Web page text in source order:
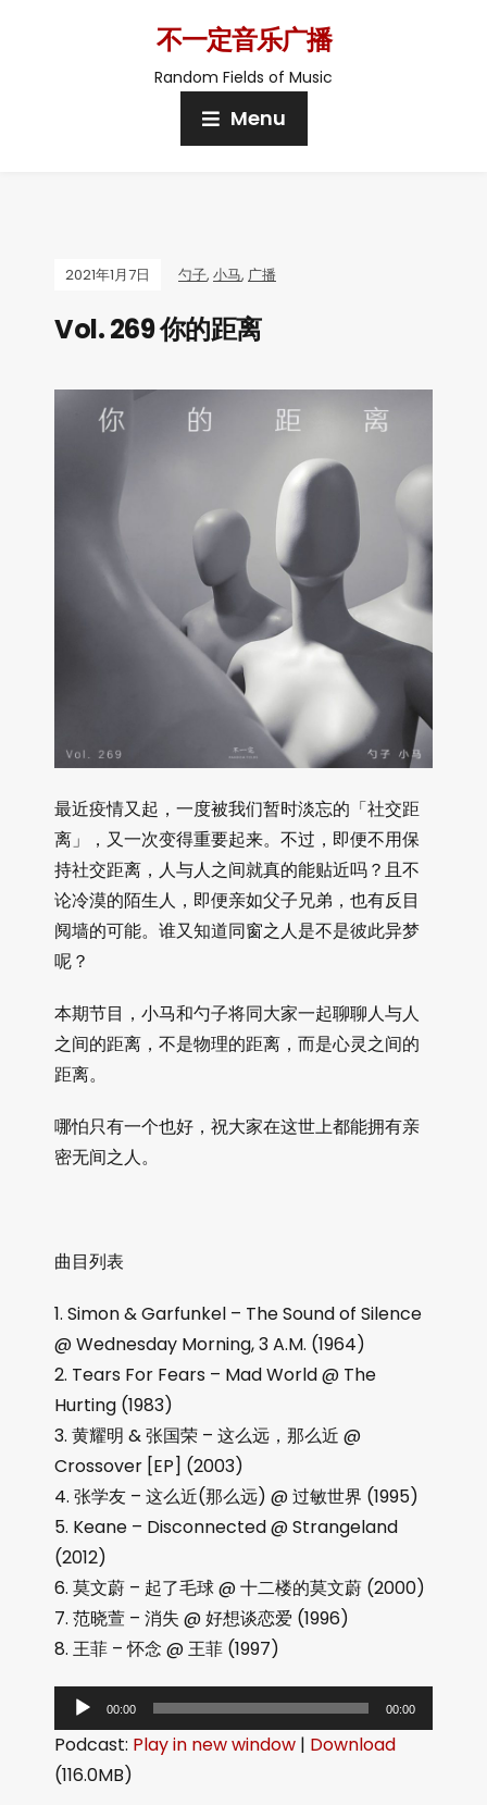
不一定音乐广播
Random Fields of Music
Menu
2021年1月7日 勺子, 小马, 广播
Vol. 269 你的距离
最近疫情又起，一度被我们暂时淡忘的「社交距
离」，又一次变得重要起来。不过，即便不用保
持社交距离，人与人之间就真的能贴近吗？且不
论冷漠的陌生人，即便亲如父子兄弟，也有反目
阋墙的可能。谁又知道同窗之人是不是彼此异梦
呢？
本期节目，小马和勺子将同大家一起聊聊人与人
之间的距离，不是物理的距离，而是心灵之间的
距离。
哪怕只有一个也好，祝大家在这世上都能拥有亲
密无间之人。
曲目列表
1. Simon & Garfunkel – The Sound of Silence
@ Wednesday Morning, 3 A.M. (1964)
2. Tears For Fears – Mad World @ The
Hurting (1983)
3. 黄耀明 & 张国荣 – 这么远，那么近 @
Crossover [EP] (2003)
4. 张学友 – 这么近(那么远) @ 过敏世界 (1995)
5. Keane – Disconnected @ Strangeland
(2012)
6. 莫文蔚 – 起了毛球 @ 十二楼的莫文蔚 (2000)
7. 范晓萱 – 消失 @ 好想谈恋爱 (1996)
8. 王菲 – 怀念 @ 王菲 (1997)
频
播
放
00:00 00:00
Podcast: Play in new window | Download
(116.0MB)